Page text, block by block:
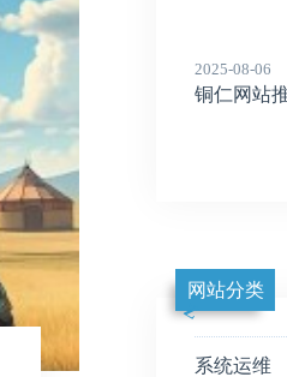
2025-08-06
铜仁网站
网站分类
系统运维